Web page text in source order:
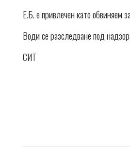
Е.Б. е привлечен като обвиняем
Води се разследване под
СИТ